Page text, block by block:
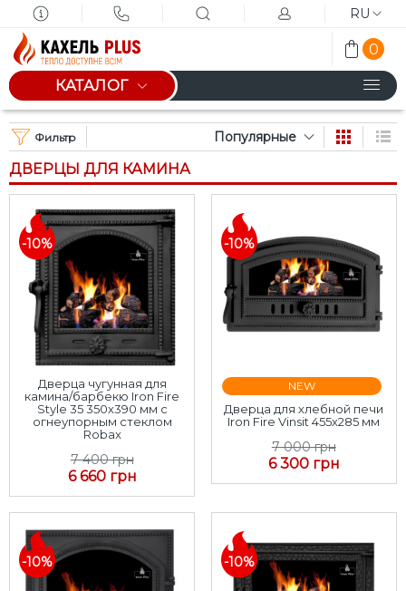
RU
0
КАТАЛОГ
Фильтр Популярные
ДВЕРЦЫ ДЛЯ КАМИНА
-10%
Дверца чугунная для
камина/барбекю Iron Fire
Style 35 350х390 мм с
огнеупорным стеклом
Robax
7 400 грн
6 660 грн
-10%
NEW
Дверца для хлебной печи
Iron Fire Vinsit 455х285 мм
7 000 грн
6 300 грн
-10% -10%